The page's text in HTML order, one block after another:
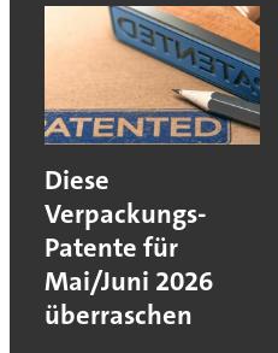
Diese
Verpackungs-
Patente für
Mai/Juni 2026
überraschen